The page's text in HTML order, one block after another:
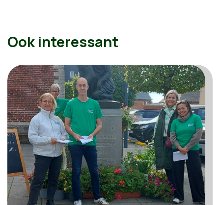
Ook interessant